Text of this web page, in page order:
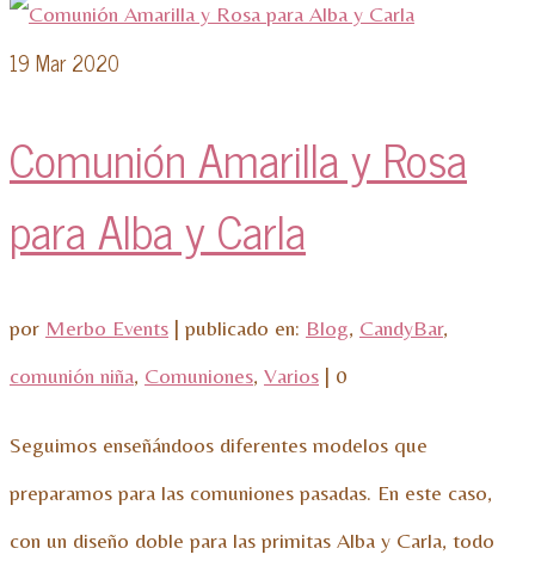
19 Mar 2020
Comunión Amarilla y Rosa
para Alba y Carla
por Merbo Events | publicado en: Blog, CandyBar,
comunión niña, Comuniones, Varios | 0
Seguimos enseñándoos diferentes modelos que
preparamos para las comuniones pasadas. En este caso,
con un diseño doble para las primitas Alba y Carla, todo